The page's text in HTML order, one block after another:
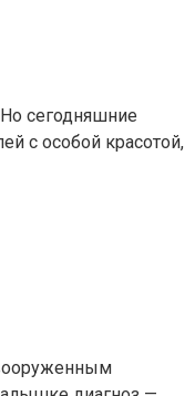
сегодняшние
с особой красотой,